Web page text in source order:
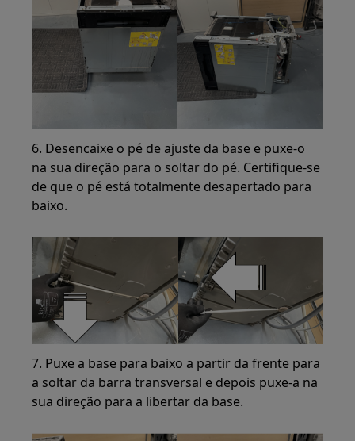
6. Desencaixe o pé de ajuste da base e puxe-o
na sua direção para o soltar do pé. Certifique-se
de que o pé está totalmente desapertado para
baixo.
7. Puxe a base para baixo a partir da frente para
a soltar da barra transversal e depois puxe-a na
sua direção para a libertar da base.